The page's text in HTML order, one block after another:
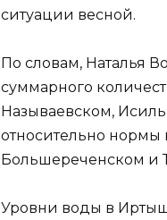
ситуации весной.
По словам, Наталья
суммарного
Называевском,
относительно нормы
Большереченском и
Уровни воды в